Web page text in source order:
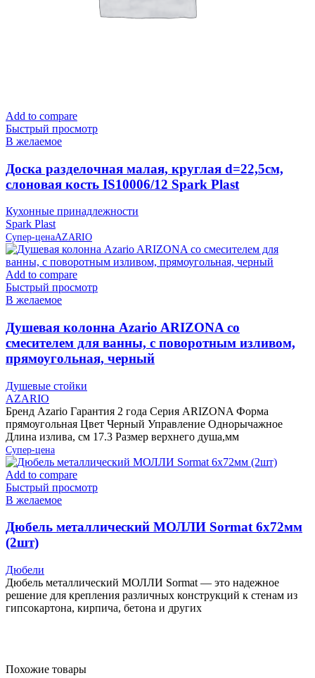
Add to compare
Быстрый просмотр
В желаемое
Доска разделочная малая, круглая d=22,5см,
слоновая кость IS10006/12 Spark Plast
Кухонные принадлежности
Spark Plast
Супер-ценаAZARIO
Add to compare
Быстрый просмотр
В желаемое
Душевая колонна Azario ARIZONA со
смесителем для ванны, с поворотным изливом,
прямоугольная, черный
Душевые стойки
AZARIO
Бренд Azario Гарантия 2 года Серия ARIZONA Форма
прямоугольная Цвет Черный Управление Однорычажное
Длина излива, см 17.3 Размер верхнего душа,мм
Супер-цена
Add to compare
Быстрый просмотр
В желаемое
Дюбель металлический МОЛЛИ Sormat 6х72мм
(2шт)
Дюбели
Дюбель металлический МОЛЛИ Sormat — это надежное
решение для крепления различных конструкций к стенам из
гипсокартона, кирпича, бетона и других
Похожие товары